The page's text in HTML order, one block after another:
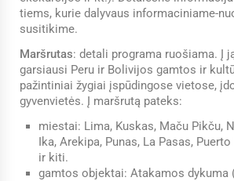
tiems, kurie dalyvaus informaciniame-
susitikime.
Maršrutas: detali programa ruošiama. Į
garsiausi Peru ir Bolivijos gamtos ir
pažintiniai žygiai įspūdingose vietose,
gyvenvietės. Į maršrutą pateks:
miestai: Lima, Kuskas, Maču Pikču,
Ika, Arekipa, Punas, La Pasas,
ir kiti.
gamtos objektai: Atakamos dykuma